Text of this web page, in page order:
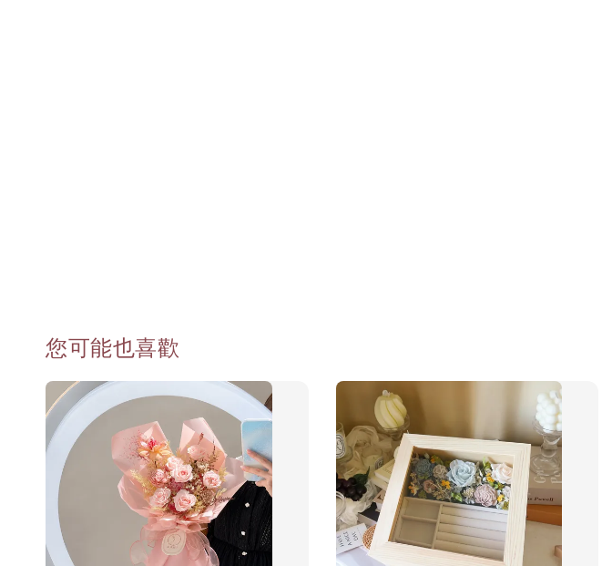
您可能也喜歡